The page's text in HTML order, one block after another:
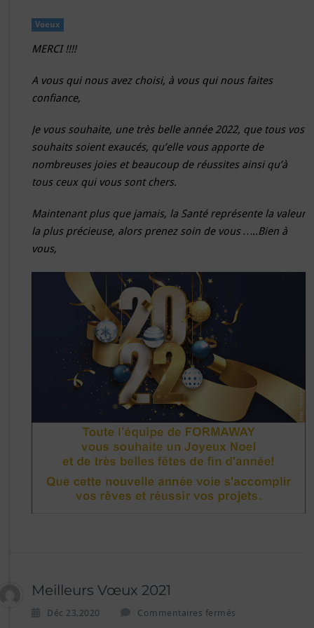
u
2
2
Voeux
MERCI !!!!
A vous qui nous avez choisi, à vous qui nous faites
confiance,
Je vous souhaite, une très belle année 2022, que tous vos
souhaits soient exaucés, qu’elle vous apporte de
nombreuses joies et beaucoup de réussites ainsi qu’à
tous ceux qui vous sont chers.
Maintenant plus que jamais, la Santé représente la valeur
la plus précieuse, alors prenez soin de vous …..Bien à
vous,
Meilleurs Vœux 2021
Déc 23,2020 Commentaires fermés